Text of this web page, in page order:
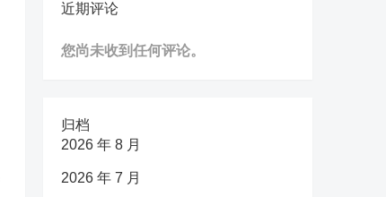
近期评论
您尚未收到任何评论。
归档
2026 年 8 月
2026 年 7 月